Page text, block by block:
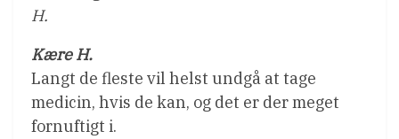
H.
Kære H.
Langt de fleste vil helst undgå at tage
medicin, hvis de kan, og det er der meget
fornuftigt i.